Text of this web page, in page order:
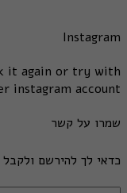
Instagram
it again or try with
instagram account.
שמרו על קשר
כדאי לך להירשם ולקבל